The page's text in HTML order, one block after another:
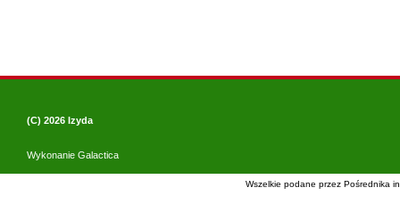
(C) 2026 Izyda
Wykonanie Galactica
Wszelkie podane przez Pośrednika